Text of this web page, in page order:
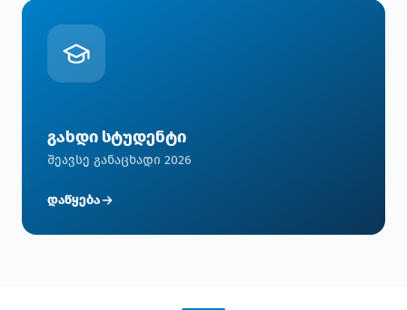
გახდი სტუდენტი
შეავსე განაცხადი 2026
დაწყება